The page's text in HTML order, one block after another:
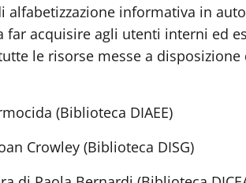
alfabetizzazione informativa in
acquisire agli utenti interni ed
le risorse messe a disposizione
(Biblioteca DIAEE)
Crowley (Biblioteca DISG)